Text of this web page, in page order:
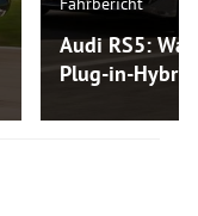
Audi RS5:
Plug-in-